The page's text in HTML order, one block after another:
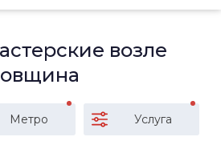
возле
Метро Услуга